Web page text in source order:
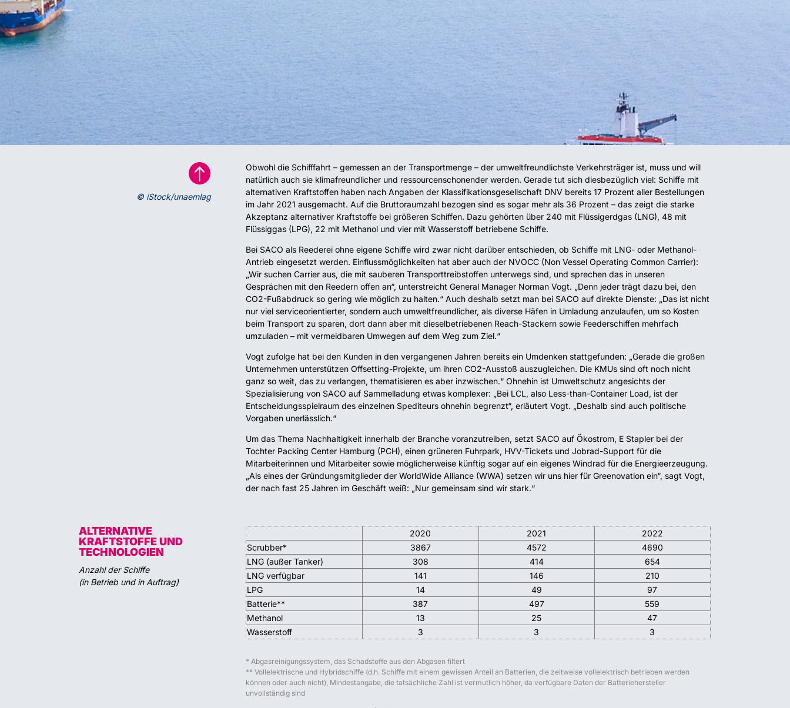

© iStock/unaemlag
Obwohl die Schifffahrt – gemessen an der Transportmenge – der umweltfreundlichste Verkehrsträger ist, muss und will
natürlich auch sie klimafreundlicher und ressourcenschonender werden. Gerade tut sich diesbezüglich viel: Schiffe mit
alternativen Kraftstoffen haben nach Angaben der Klassifikationsgesellschaft DNV bereits 17 Prozent aller Bestellungen
im Jahr 2021 ausgemacht. Auf die Bruttoraumzahl bezogen sind es sogar mehr als 36 Prozent – das zeigt die starke
Akzeptanz alternativer Kraftstoffe bei größeren Schiffen. Dazu gehörten über 240 mit Flüssigerdgas (LNG), 48 mit
Flüssiggas (LPG), 22 mit Methanol und vier mit Wasserstoff betriebene Schiffe.
Bei SACO als Reederei ohne eigene Schiffe wird zwar nicht darüber entschieden, ob Schiffe mit LNG- oder Methanol-
Antrieb eingesetzt werden. Einflussmöglichkeiten hat aber auch der NVOCC (Non Vessel Operating Common Carrier):
„Wir suchen Carrier aus, die mit sauberen Transporttreibstoffen unterwegs sind, und sprechen das in unseren
Gesprächen mit den Reedern offen an“, unterstreicht General Manager Norman Vogt. „Denn jeder trägt dazu bei, den
CO2-Fußabdruck so gering wie möglich zu halten.“ Auch deshalb setzt man bei SACO auf direkte Dienste: „Das ist nicht
nur viel serviceorientierter, sondern auch umweltfreundlicher, als diverse Häfen in Umladung anzulaufen, um so Kosten
beim Transport zu sparen, dort dann aber mit dieselbetriebenen Reach-Stackern sowie Feederschiffen mehrfach
umzuladen – mit vermeidbaren Umwegen auf dem Weg zum Ziel.“
Vogt zufolge hat bei den Kunden in den vergangenen Jahren bereits ein Umdenken stattgefunden: „Gerade die großen
Unternehmen unterstützen Offsetting-Projekte, um ihren CO2-Ausstoß auszugleichen. Die KMUs sind oft noch nicht
ganz so weit, das zu verlangen, thematisieren es aber inzwischen.“ Ohnehin ist Umweltschutz angesichts der
Spezialisierung von SACO auf Sammelladung etwas komplexer: „Bei LCL, also Less-than-Container Load, ist der
Entscheidungsspielraum des einzelnen Spediteurs ohnehin begrenzt“, erläutert Vogt. „Deshalb sind auch politische
Vorgaben unerlässlich.“
Um das Thema Nachhaltigkeit innerhalb der Branche voranzutreiben, setzt SACO auf Ökostrom, E Stapler bei der
Tochter Packing Center Hamburg (PCH), einen grüneren Fuhrpark, HVV-Tickets und Jobrad-Support für die
Mitarbeiterinnen und Mitarbeiter sowie möglicherweise künftig sogar auf ein eigenes Windrad für die Energieerzeugung.
„Als eines der Gründungsmitglieder der WorldWide Alliance (WWA) setzen wir uns hier für Greenovation ein“, sagt Vogt,
der nach fast 25 Jahren im Geschäft weiß: „Nur gemeinsam sind wir stark.“
ALTERNATIVE
KRAFTSTOFFE UND
TECHNOLOGIEN
Anzahl der Schiffe
(in Betrieb und in Auftrag)
2020 2021
2022
Scrubber*
3867 4572
4690
LNG (außer Tanker)
308 414
654
LNG verfügbar
141 146
210
LPG
14 49
97
Batterie**
387 497
559
Methanol
13 25
47
Wasserstoff
3 3 3
* Abgasreinigungssystem, das Schadstoffe aus den Abgasen filtert
** Vollelektrische und Hybridschiffe (d.h. Schiffe mit einem gewissen Anteil an Batterien, die zeitweise vollelektrisch betrieben werden
können oder auch nicht), Mindestangabe, die tatsächliche Zahl ist vermutlich höher, da verfügbare Daten der Batteriehersteller
unvollständig sind